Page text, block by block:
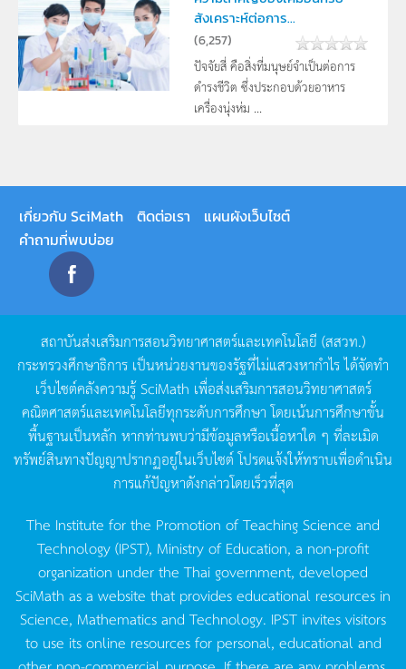
สังเคราะห์ต่อการ...
(6,257)
ปัจจัยสี่ คือสิ่งที่มนุษย์จำเป็นต่อการ
ดำรงชีวิต ซึ่งประกอบด้วยอาหาร
เครื่องนุ่งห่ม ...
เกี่ยวกับ SciMath ติดต่อเรา
แผนผังเว็บไซต์
คำถามที่พบบ่อย
สถาบันส่งเสริมการสอนวิทยาศาสตร์และเทคโนโลยี (สสวท.)
กระทรวงศึกษาธิการ เป็นหน่วยงานของรัฐที่ไม่แสวงหากำไรได้จัดทำ
เว็บไซต์คลังความรู้SciMath เพื่อส่งเสริมการสอนวิทยาศาสตร์
คณิตศาสตร์และเทคโนโลยีทุกระดับการศึกษา โดยเน้นการศึกษาขั้น
พื้นฐานเป็นหลัก หากท่านพบว่ามีข้อมูลหรือเนื้อหาใด ๆ ที่ละเมิด
ทรัพย์สินทางปัญญาปรากฏอยู่ในเว็บไซต์โปรดแจ้งให้ทราบเพื่อดำเนิน
การแก้ปัญหาดังกล่าวโดยเร็วที่สุด
The Institute for the Promotion of Teaching Science and
Technology (IPST), Ministry of Education, a non-profit
organization under the Thai government, developed
SciMath as a website that provides educational resources in
Science, Mathematics and Technology. IPST invites visitors
to use its online resources for personal, educational and